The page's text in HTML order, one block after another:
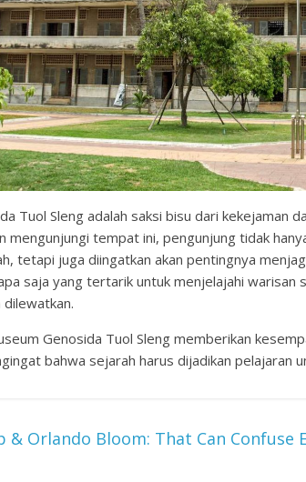
Tuol Sleng adalah saksi bisu dari kekejaman
mengunjungi tempat ini, pengunjung tidak
tetapi juga diingatkan akan pentingnya
saja yang tertarik untuk menjelajahi
Genosida Tuol Sleng memberikan
bahwa sejarah harus dijadikan pelajaran
& Orlando Bloom: That Can Confuse